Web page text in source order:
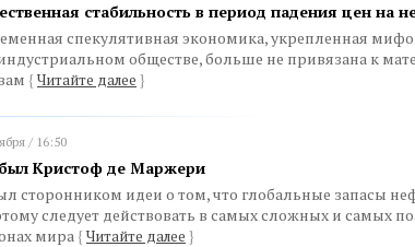
стабильность в период падения цен на
спекулятивная экономика, укрепленная
обществе, больше не привязана к
{ Читайте далее }
/ 16:50
Кристоф де Маржери
сторонником идеи о том, что глобальные запасы
следует действовать в самых сложных и самых
мира { Читайте далее }